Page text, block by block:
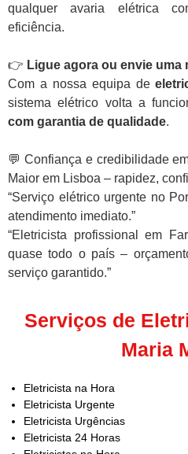
qualquer avaria elétrica
eficiência.
👉 Ligue agora ou envie uma
Com a nossa equipa de
sistema elétrico volta a
com garantia de qualidade.
💬 Confiança e credibilidade
Maior em Lisboa – rapidez,
“Serviço elétrico urgente no
atendimento imediato.”
“Eletricista profissional em
quase todo o país –
serviço garantido.”
Serviços de
Maria
Eletricista na Hora
Eletricista Urgente
Eletricista Urgências
Eletricista 24 Horas